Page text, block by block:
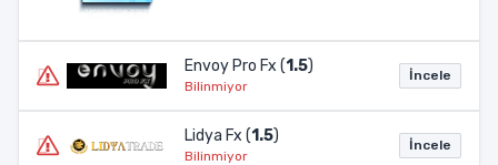
Envoy Pro Fx (1.5)
Bilinmiyor
İncele
Lidya Fx (1.5)
Bilinmiyor
İncele